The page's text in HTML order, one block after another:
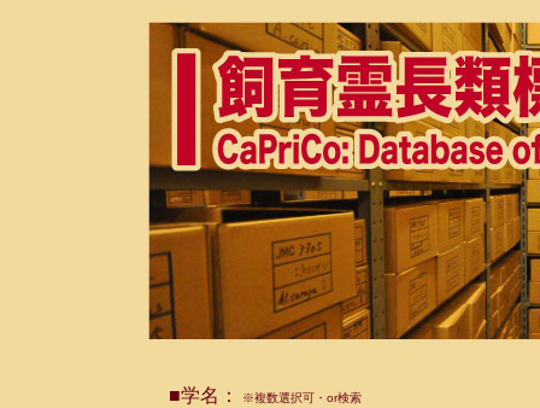
■学名： ※複数選択可・or検索